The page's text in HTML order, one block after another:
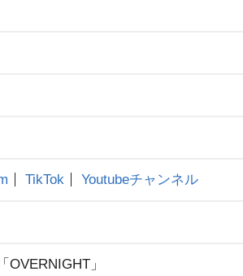
TikTok Youtubeチャンネル
OVERNIGHT」